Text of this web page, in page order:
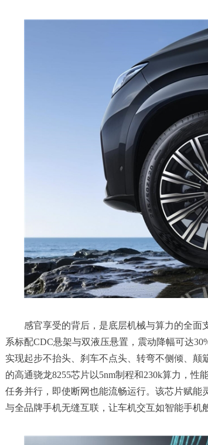
感官享受的背后，是底层机械与算力的全面
系标配CDC悬架与双液压悬置，震动降幅可达
实现起步不抬头、刹车不点头、转弯不侧倾、颠
的高通骁龙8255芯片以5nm制程和230k算力，性
任务并行，即使断网也能流畅运行。该芯片赋能
与全品牌手机无缝互联，让车机交互如智能手机